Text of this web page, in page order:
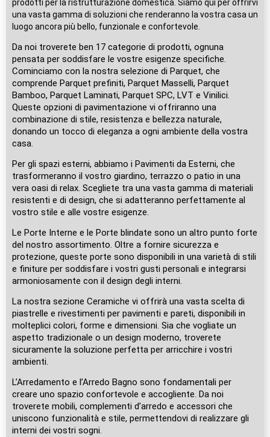
prodotti per la ristrutturazione domestica. Siamo qui per offrirvi
una vasta gamma di soluzioni che renderanno la vostra casa un
luogo ancora più bello, funzionale e confortevole.
Da noi troverete ben 17 categorie di prodotti, ognuna
pensata per soddisfare le vostre esigenze specifiche.
Cominciamo con la nostra selezione di Parquet, che
comprende Parquet prefiniti, Parquet Masselli, Parquet
Bamboo, Parquet Laminati, Parquet SPC, LVT e Vinilici.
Queste opzioni di pavimentazione vi offriranno una
combinazione di stile, resistenza e bellezza naturale,
donando un tocco di eleganza a ogni ambiente della vostra
casa.
Per gli spazi esterni, abbiamo i Pavimenti da Esterni, che
trasformeranno il vostro giardino, terrazzo o patio in una
vera oasi di relax. Scegliete tra una vasta gamma di materiali
resistenti e di design, che si adatteranno perfettamente al
vostro stile e alle vostre esigenze.
Le Porte Interne e le Porte blindate sono un altro punto forte
del nostro assortimento. Oltre a fornire sicurezza e
protezione, queste porte sono disponibili in una varietà di stili
e finiture per soddisfare i vostri gusti personali e integrarsi
armoniosamente con il design degli interni.
La nostra sezione Ceramiche vi offrirà una vasta scelta di
piastrelle e rivestimenti per pavimenti e pareti, disponibili in
molteplici colori, forme e dimensioni. Sia che vogliate un
aspetto tradizionale o un design moderno, troverete
sicuramente la soluzione perfetta per arricchire i vostri
ambienti.
L’Arredamento e l’Arredo Bagno sono fondamentali per
creare uno spazio confortevole e accogliente. Da noi
troverete mobili, complementi d’arredo e accessori che
uniscono funzionalità e stile, permettendovi di realizzare gli
interni dei vostri sogni.